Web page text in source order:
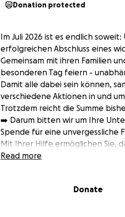
Donation protected
Im Juli 2026 ist es endlich
erfolgreichen Abschluss eines
Gemeinsam mit ihren Familien
besonderen Tag feiern -
Damit alle dabei sein können,
verschiedene Aktionen in und
Trotzdem reicht die Summe
➡️ Darum bitten wir um Ihre
Spende für eine unvergessliche
Mit Ihrer Hilfe ermöglichen Sie,
schönen Tag teilnehmen kann -
Bitte unterstützen Sie uns und
Read more
Donate